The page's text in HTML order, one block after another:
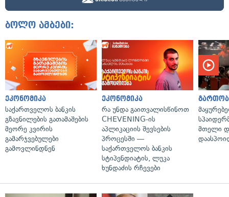
ბოლო ამბები:
ეკონომიკა
საქართველოს ბანკის
გზავნილების გათამაშების
მეორე კვირის
გამარჯვებულები
გამოვლინდნენ
ეკონომიკა
რა უნდა გაითვალისწინოთ
CHEVENING-ის
აპლიკაციის შევსების
პროცესში —
საქართველოს ბანკის
სტიპენდიატის, ლუკა
ხუნდაძის რჩევები
მთელი